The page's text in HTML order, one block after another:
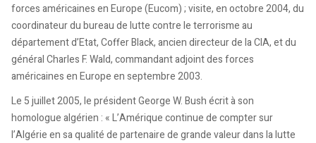
forces américaines en Europe (Eucom) ; visite, en octobre 2004, du
coordinateur du bureau de lutte contre le terrorisme au
département d’Etat, Coffer Black, ancien directeur de la CIA, et du
général Charles F. Wald, commandant adjoint des forces
américaines en Europe en septembre 2003.
Le 5 juillet 2005, le président George W. Bush écrit à son
homologue algérien : « L’Amérique continue de compter sur
l’Algérie en sa qualité de partenaire de grande valeur dans la lutte